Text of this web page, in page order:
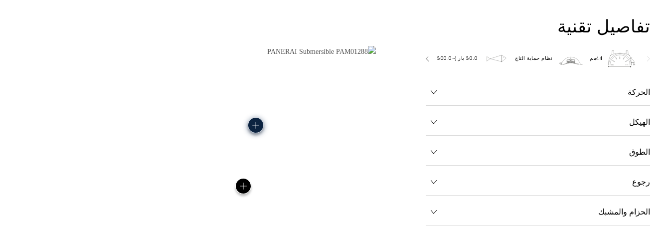
تفاصيل تقنية
44مم نظام حماية التاج 30.0 بار (~300.0 متر)
الحركة
الهيكل
الطوق
رجوع
الحزام والمشبك